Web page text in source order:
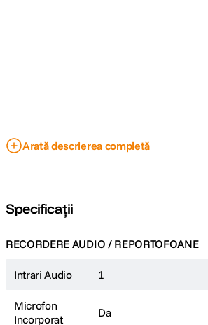
Arată descrierea completă
Specificații
RECORDERE AUDIO / REPORTOFOANE
Intrari Audio 1
Microfon
Incorporat
Da